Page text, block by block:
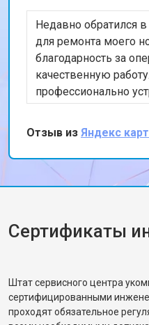
Недавно обратился
для ремонта моего
благодарность за
качественную
профессионально
теперь мой ноутбук
Особенно
выполнен в тот же
работу!
Отзыв из Яндекс
Сертификаты
Штат сервисного центра
сертифицированными
проходят обязательное